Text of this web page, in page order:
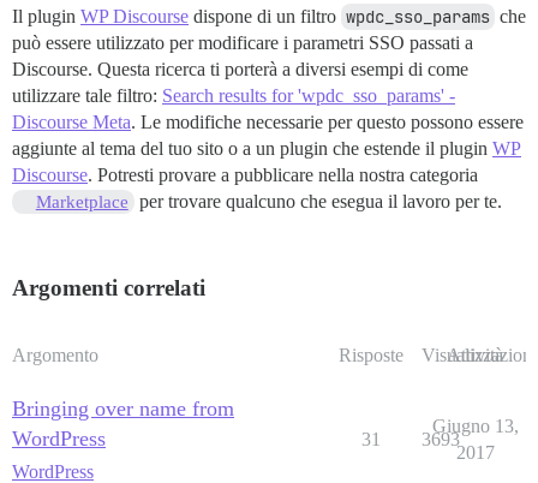
Il plugin WP Discourse dispone di un filtro wpdc_sso_params che
può essere utilizzato per modificare i parametri SSO passati a
Discourse. Questa ricerca ti porterà a diversi esempi di come
utilizzare tale filtro: Search results for 'wpdc_sso_params' -
Discourse Meta. Le modifiche necessarie per questo possono essere
aggiunte al tema del tuo sito o a un plugin che estende il plugin WP
Discourse. Potresti provare a pubblicare nella nostra categoria
Marketplace per trovare qualcuno che esegua il lavoro per te.
Argomenti correlati
Argomento Risposte Visualizzazioni
Attività
Bringing over name from
WordPress
WordPress
31 3693
Giugno 13,
2017